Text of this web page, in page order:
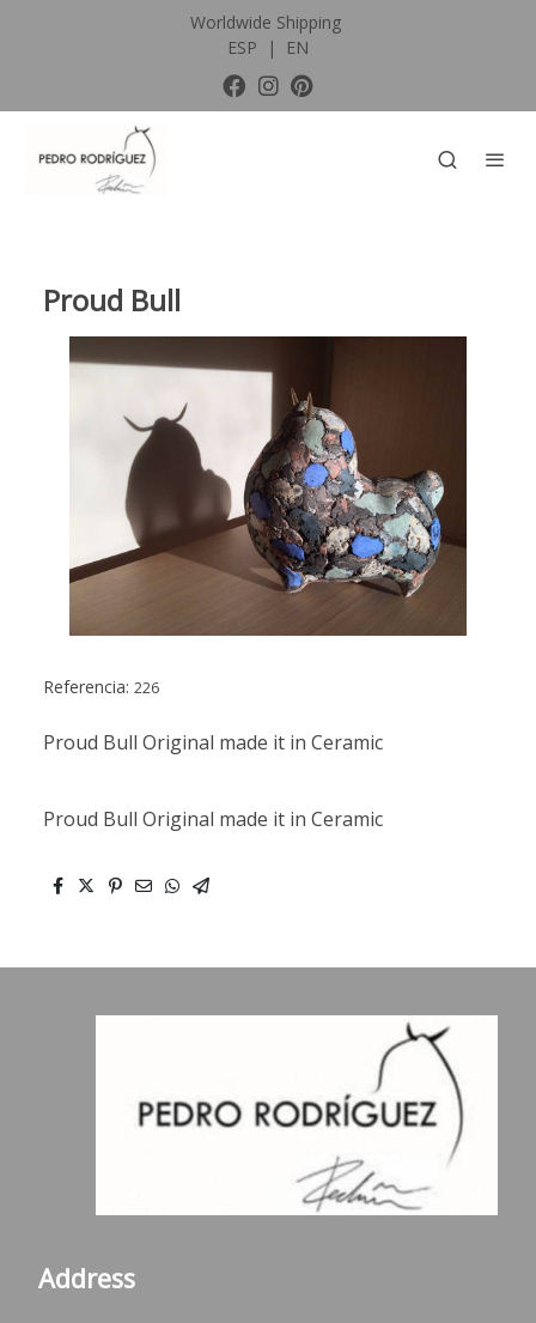
Worldwide Shipping
ESP
| EN
Proud Bull
Referencia: 226
Proud Bull Original made it in Ceramic
Proud Bull Original made it in Ceramic
Address